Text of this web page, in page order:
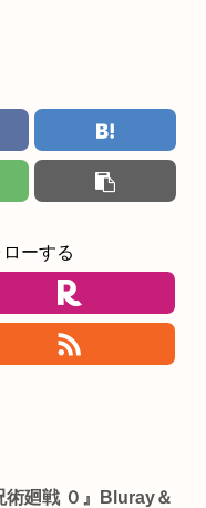
ーする
術廻戦 ０』Bluray＆